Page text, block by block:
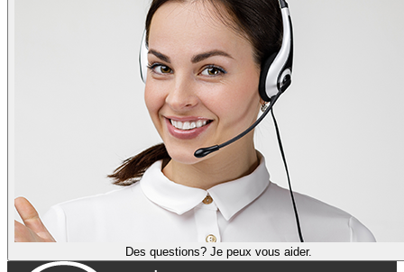
Des questions? Je peux vous aider.